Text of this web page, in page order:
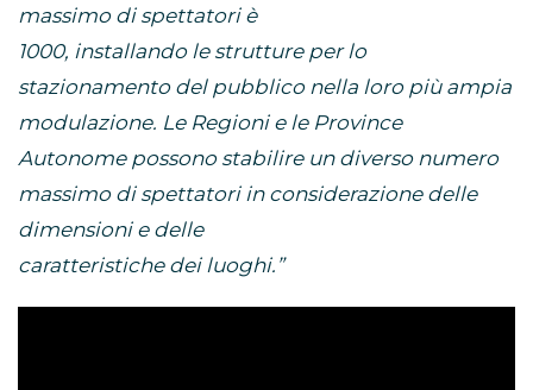
massimo di spettatori è
1000, installando le strutture per lo
stazionamento del pubblico nella loro più ampia
modulazione. Le Regioni e le Province
Autonome possono stabilire un diverso numero
massimo di spettatori in considerazione delle
dimensioni e delle
caratteristiche dei luoghi.”